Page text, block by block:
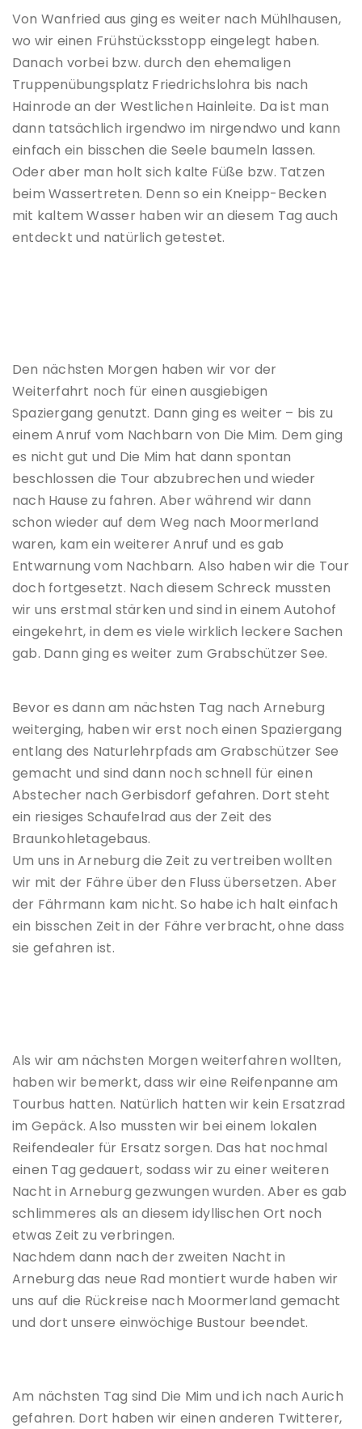
Von Wanfried aus ging es weiter nach Mühlhausen,
wo wir einen Frühstücksstopp eingelegt haben.
Danach vorbei bzw. durch den ehemaligen
Truppenübungsplatz Friedrichslohra bis nach
Hainrode an der Westlichen Hainleite. Da ist man
dann tatsächlich irgendwo im nirgendwo und kann
einfach ein bisschen die Seele baumeln lassen.
Oder aber man holt sich kalte Füße bzw. Tatzen
beim Wassertreten. Denn so ein Kneipp-Becken
mit kaltem Wasser haben wir an diesem Tag auch
entdeckt und natürlich getestet.
Den nächsten Morgen haben wir vor der
Weiterfahrt noch für einen ausgiebigen
Spaziergang genutzt. Dann ging es weiter – bis zu
einem Anruf vom Nachbarn von Die Mim. Dem ging
es nicht gut und Die Mim hat dann spontan
beschlossen die Tour abzubrechen und wieder
nach Hause zu fahren. Aber während wir dann
schon wieder auf dem Weg nach Moormerland
waren, kam ein weiterer Anruf und es gab
Entwarnung vom Nachbarn. Also haben wir die Tour
doch fortgesetzt. Nach diesem Schreck mussten
wir uns erstmal stärken und sind in einem Autohof
eingekehrt, in dem es viele wirklich leckere Sachen
gab. Dann ging es weiter zum Grabschützer See.
Bevor es dann am nächsten Tag nach Arneburg
weiterging, haben wir erst noch einen Spaziergang
entlang des Naturlehrpfads am Grabschützer See
gemacht und sind dann noch schnell für einen
Abstecher nach Gerbisdorf gefahren. Dort steht
ein riesiges Schaufelrad aus der Zeit des
Braunkohletagebaus.
Um uns in Arneburg die Zeit zu vertreiben wollten
wir mit der Fähre über den Fluss übersetzen. Aber
der Fährmann kam nicht. So habe ich halt einfach
ein bisschen Zeit in der Fähre verbracht, ohne dass
sie gefahren ist.
Als wir am nächsten Morgen weiterfahren wollten,
haben wir bemerkt, dass wir eine Reifenpanne am
Tourbus hatten. Natürlich hatten wir kein Ersatzrad
im Gepäck. Also mussten wir bei einem lokalen
Reifendealer für Ersatz sorgen. Das hat nochmal
einen Tag gedauert, sodass wir zu einer weiteren
Nacht in Arneburg gezwungen wurden. Aber es gab
schlimmeres als an diesem idyllischen Ort noch
etwas Zeit zu verbringen.
Nachdem dann nach der zweiten Nacht in
Arneburg das neue Rad montiert wurde haben wir
uns auf die Rückreise nach Moormerland gemacht
und dort unsere einwöchige Bustour beendet.
Am nächsten Tag sind Die Mim und ich nach Aurich
gefahren. Dort haben wir einen anderen Twitterer,